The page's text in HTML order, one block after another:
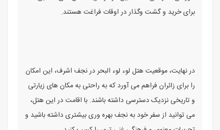
برای خرید و گشت وگذار در اوقات فراغت هستند.
در نهایت، موقعیت هتل لوء لوء البحر در نجف اشرف، این امکان
را برای زائران فراهم می آورد که به راحتی به مکان های زیارتی
و تاریخی نزدیک دسترسی داشته باشند. با اقامت در این هتل،
می توانید از سفر خود به نجف بهره وری بیشتری داشته باشید و